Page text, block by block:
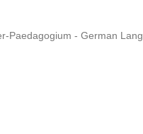
Paedagogium - German